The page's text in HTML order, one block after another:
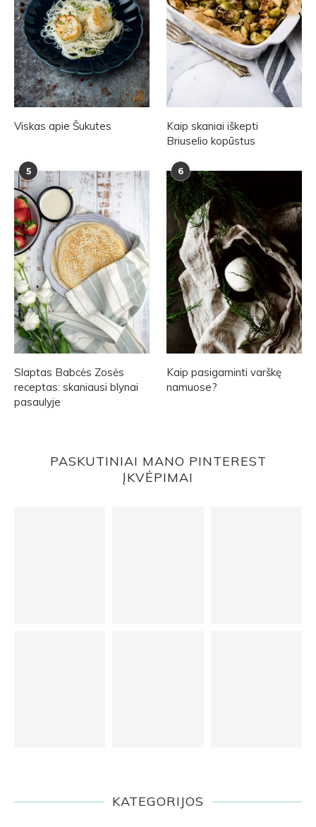
Viskas apie Šukutes
Kaip skaniai iškepti
Briuselio kopūstus
5
Slaptas Babcės Zosės
receptas: skaniausi blynai
pasaulyje
6
Kaip pasigaminti varškę
namuose?
PASKUTINIAI MANO PINTEREST
ĮKVĖPIMAI
KATEGORIJOS